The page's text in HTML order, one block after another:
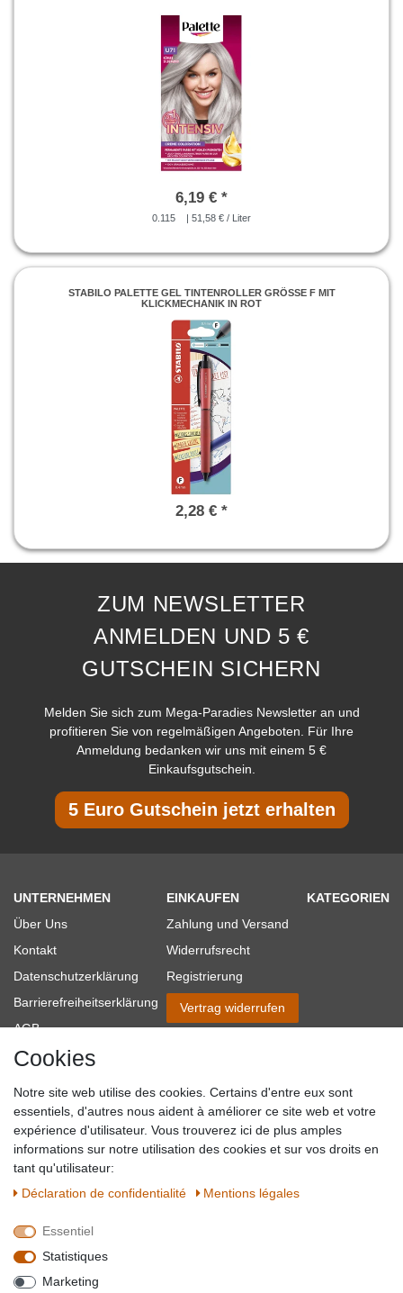
6,19 € *
0.115 | 51,58 € / Liter
STABILO PALETTE GEL TINTENROLLER GRÖSSE F MIT K
LICKMECHANIK IN ROT
2,28 € *
ZUM NEWSLETTER
ANMELDEN UND 5 €
GUTSCHEIN SICHERN
Melden Sie sich zum Mega-Paradies Newsletter an und
profitieren Sie von regelmäßigen Angeboten. Für Ihre
Anmeldung bedanken wir uns mit einem 5 €
Einkaufsgutschein.
5 Euro Gutschein jetzt erhalten
UNTERNEHMEN
Über Uns
Kontakt
Datenschutzerklärung
Barrierefreiheitserklärung
AGB
Impressum
Blog
EINKAUFEN
Zahlung und Versand
Widerrufsrecht
Registrierung
Vertrag widerrufen
KATEGORIEN
SICHER EINKAUFEN
QUALITÄT
WIR AKZEPTIEREN
Cookies
Notre site web utilise des cookies. Certains d'entre eux sont
essentiels, d'autres nous aident à améliorer ce site web et votre
expérience d'utilisateur. Vous trouverez ici de plus amples
informations sur notre utilisation des cookies et sur vos droits en
tant qu'utilisateur:
Déclaration de confidentialité
Mentions légales
Essentiel
Statistiques
Marketing